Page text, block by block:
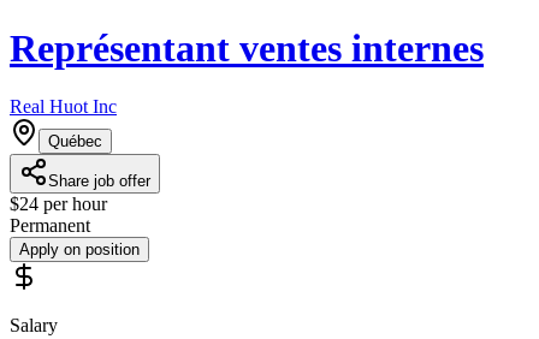
Représentant ventes internes
Real Huot Inc
Québec
Share job offer
$24 per hour
Permanent
Apply on position
Salary